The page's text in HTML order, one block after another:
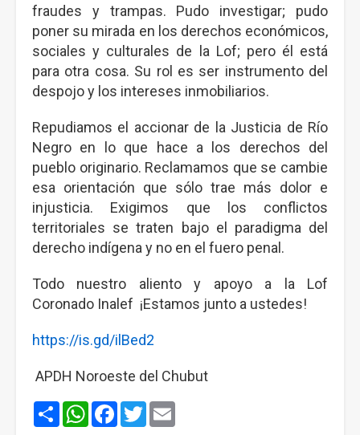
fraudes y trampas. Pudo investigar; pudo
poner su mirada en los derechos económicos,
sociales y culturales de la Lof; pero él está
para otra cosa. Su rol es ser instrumento del
despojo y los intereses inmobiliarios.
Repudiamos el accionar de la Justicia de Río
Negro en lo que hace a los derechos del
pueblo originario. Reclamamos que se cambie
esa orientación que sólo trae más dolor e
injusticia. Exigimos que los conflictos
territoriales se traten bajo el paradigma del
derecho indígena y no en el fuero penal.
Todo nuestro aliento y apoyo a la Lof
Coronado Inalef ¡Estamos junto a ustedes!
https://is.gd/ilBed2
APDH Noroeste del Chubut
ShareWhatsApp
Facebook
Twitter